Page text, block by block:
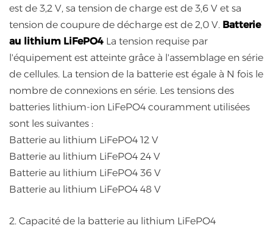
est de 3,2 V, sa tension de charge est de 3,6 V et sa
tension de coupure de décharge est de 2,0 V. Batterie
au lithium LiFePO4 La tension requise par
l'équipement est atteinte grâce à l'assemblage en série
de cellules. La tension de la batterie est égale à N fois le
nombre de connexions en série. Les tensions des
batteries lithium-ion LiFePO4 couramment utilisées
sont les suivantes :
Batterie au lithium LiFePO4 12 V
Batterie au lithium LiFePO4 24 V
Batterie au lithium LiFePO4 36 V
Batterie au lithium LiFePO4 48 V
2. Capacité de la batterie au lithium LiFePO4